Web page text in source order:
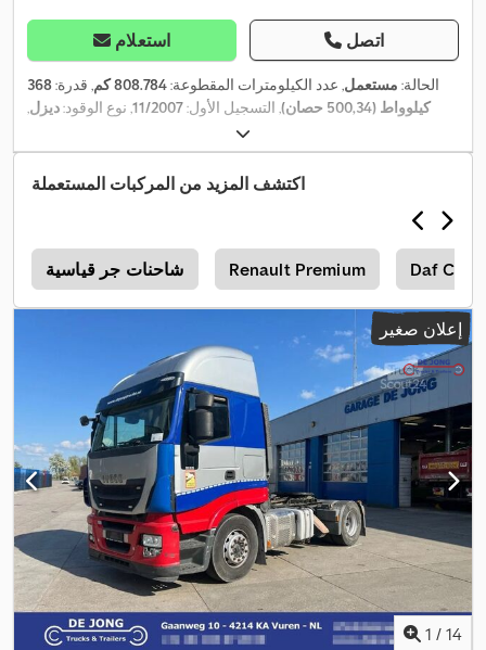
استعلام اتصل
الحالة: مستعمل, عدد الكيلومترات المقطوعة:808.784 كم , قدرة:368
كيلوواط (500,34 حصان)
, التسجيل الأول:11/2007, نوع الوقود:ديزل,
, تكوين
المحور:4x2 , قاعدة العجلات:3.700 مم , وقود:ديزل, نوع التروس:تلقائي,
, فئة الانبعاثات: يورو 5 فولاذ-هواء
, الطول الكلي:
, سنة الصنع:2007
اكتشف المزيد من المركبات المستعملة
شاحنات جر قياسية Renault Premium Daf Cf
إعلان صغير
1 / 14